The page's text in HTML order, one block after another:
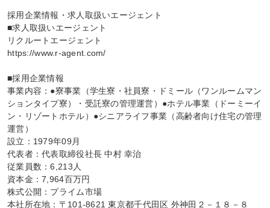
採用企業情報・求人取扱いエージェント
■求人取扱いエージェント
リクルートエージェント
https://www.r-agent.com/
■採用企業情報
事業内容：●寮事業（学生寮・社員寮・ドミール（ワンルームマン
ションタイプ寮）・受託寮の管理運営）●ホテル事業（ドーミーイ
ン・リゾートホテル）●シニアライフ事業（高齢者向け住宅の管理
運営）
設立：1979年09月
代表者：代表取締役社長 中村 幸治
従業員数：6,213人
資本金：7,964百万円
株式公開：プライム市場
本社所在地：〒101-8621 東京都千代田区 外神田２－１８－８